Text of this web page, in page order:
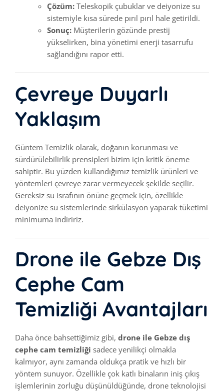
Çözüm: Teleskopik çubuklar ve deiyonize su
sistemiyle kısa sürede pırıl pırıl hale getirildi.
Sonuç: Müşterilerin gözünde prestij
yükselirken, bina yönetimi enerji tasarrufu
sağlandığını rapor etti.
Çevreye Duyarlı
Yaklaşım
Güntem Temizlik olarak, doğanın korunması ve
sürdürülebilirlik prensipleri bizim için kritik öneme
sahiptir. Bu yüzden kullandığımız temizlik ürünleri ve
yöntemleri çevreye zarar vermeyecek şekilde seçilir.
Gereksiz su israfının önüne geçmek için, özellikle
deiyonize su sistemlerinde sirkülasyon yaparak tüketimi
minimuma indiririz.
Drone ile Gebze Dış
Cephe Cam
Temizliği Avantajları
Daha önce bahsettiğimiz gibi, drone ile Gebze dış
cephe cam temizliği sadece yenilikçi olmakla
kalmıyor, aynı zamanda oldukça pratik ve hızlı bir
yöntem sunuyor. Özellikle çok katlı binaların iniş çıkış
işlemlerinin zorluğu düşünüldüğünde, drone teknolojisi